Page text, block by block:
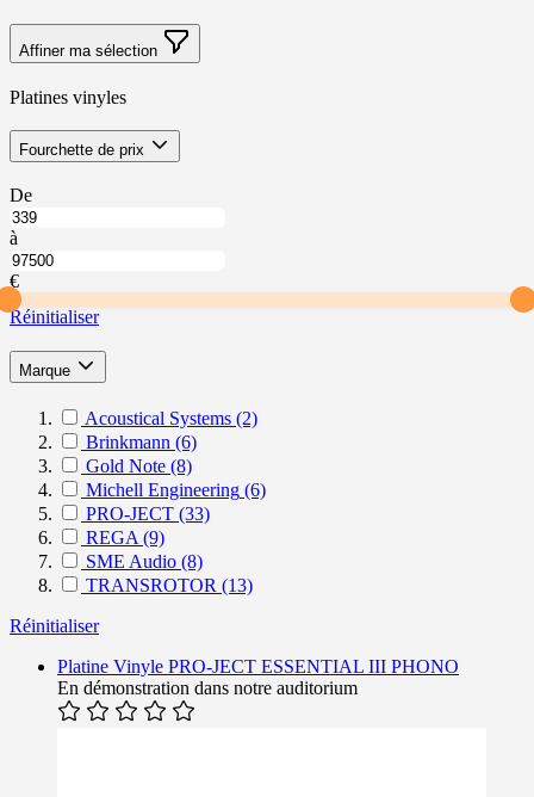
Affiner ma sélection
Platines vinyles
Skip
to
list
Fourchette de prix filter
DeÀ
partir
Fourchette
à
Fourchette
de
prix
€
Réinitialiser
Marque filter
Acoustical Systems (2)
Brinkmann (6)
Gold Note (8)
Michell Engineering (6)
PRO-JECT (33)
REGA (9)
SME Audio (8)
TRANSROTOR (13)
Réinitialiser
Platine Vinyle PRO-JECT ESSENTIAL III PHONO
En démonstration dans notre auditorium